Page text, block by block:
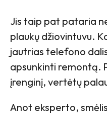
Jis taip pat pataria
plaukų džiovintuvu.
jautrias telefono
apsunkinti remontą.
įrenginį, vertėtų
Anot eksperto,